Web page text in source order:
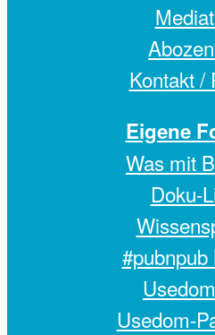
Kontakt /
Eigene
Was mit
Doku-
#pubnpub
Usedom-